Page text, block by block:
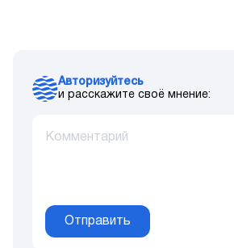
Авторизуйтесь
и расскажите своё мнение:
Отправить